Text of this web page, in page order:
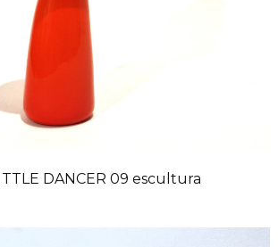
DANCER 09 escultura